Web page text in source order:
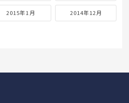
2016年4月 2016年3月